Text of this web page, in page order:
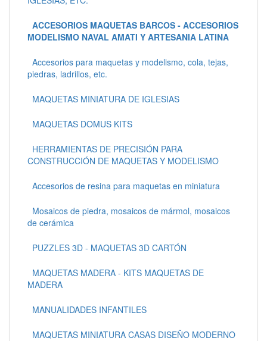
ACCESORIOS MAQUETAS BARCOS - ACCESORIOS
MODELISMO NAVAL AMATI Y ARTESANIA LATINA
Accesorios para maquetas y modelismo, cola, tejas,
piedras, ladrillos, etc.
MAQUETAS MINIATURA DE IGLESIAS
MAQUETAS DOMUS KITS
HERRAMIENTAS DE PRECISIÓN PARA
CONSTRUCCIÓN DE MAQUETAS Y MODELISMO
Accesorios de resina para maquetas en miniatura
Mosaicos de piedra, mosaicos de mármol, mosaicos
de cerámica
PUZZLES 3D - MAQUETAS 3D CARTÓN
MAQUETAS MADERA - KITS MAQUETAS DE
MADERA
MANUALIDADES INFANTILES
MAQUETAS MINIATURA CASAS DISEÑO MODERNO